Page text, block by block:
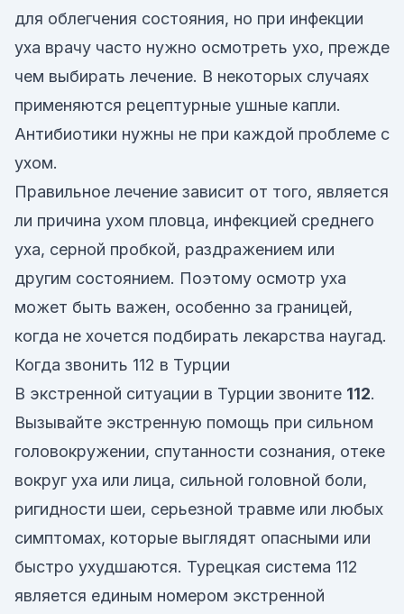
для облегчения состояния, но при инфекции
уха врачу часто нужно осмотреть ухо, прежде
чем выбирать лечение. В некоторых случаях
применяются рецептурные ушные капли.
Антибиотики нужны не при каждой проблеме с
ухом.
Правильное лечение зависит от того, является
ли причина ухом пловца, инфекцией среднего
уха, серной пробкой, раздражением или
другим состоянием. Поэтому осмотр уха
может быть важен, особенно за границей,
когда не хочется подбирать лекарства наугад.
Когда звонить 112 в Турции
В экстренной ситуации в Турции звоните 112.
Вызывайте экстренную помощь при сильном
головокружении, спутанности сознания, отеке
вокруг уха или лица, сильной головной боли,
ригидности шеи, серьезной травме или любых
симптомах, которые выглядят опасными или
быстро ухудшаются. Турецкая система 112
является единым номером экстренной